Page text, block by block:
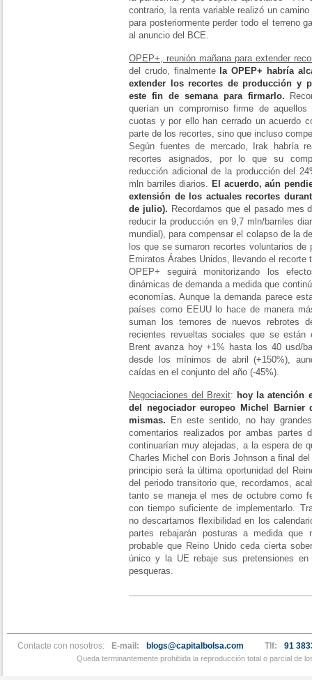
contrario, la renta variable realizó un
para posteriormente perder todo el terreno
al anuncio del BCE.
OPEP+, reunión mañana para extender
del crudo, finalmentela OPEP+ habría
extender los recortes de producción y
este fin de semana para firmarlo.
querían un compromiso firme de
cuotas y por ello han cerrado un acuerdo
parte de los recortes, sino que incluso
Según fuentes de mercado, Irak habría
recortes asignados, por lo que su
reducción adicional de la producción del
mln barriles diarios. El acuerdo, aún
extensión de los actuales recortes
de julio). Recordamos que el pasado mes
reducir la producción en 9,7 mln/barriles
mundial), para compensar el colapso de la
los que se sumaron recortes voluntarios
Emiratos Árabes Unidos, llevando el
OPEP+ seguirá monitorizando los
dinámicas de demanda a medida que
economías. Aunque la demanda parece
países como EEUU lo hace de manera
suman los temores de nuevos rebrotes
recientes revueltas sociales que se
Brent avanza hoy +1% hasta los 40 usd/
desde los mínimos de abril (+150%),
caídas en el conjunto del año (-45%).
Negociaciones del Brexit: hoy la atención
del negociador europeo Michel Barnier
mismas. En este sentido, no hay
comentarios realizados por ambas partes
continuarían muy alejadas, a la espera de
Charles Michel con Boris Johnson a final
principio será la última oportunidad del
del periodo transitorio que, recordamos,
tanto se maneja el mes de octubre como
con tiempo suficiente de implementarlo.
no descartamos flexibilidad en los
partes rebajarán posturas a medida
probable que Reino Unido ceda cierta
único y la UE rebaje sus pretensiones
pesqueras.
Contacte con nosotros: E-mail: blogs@capitalbolsa.com Tlf: 91
Queda terminantemente prohibida la reproducción total o parcial de